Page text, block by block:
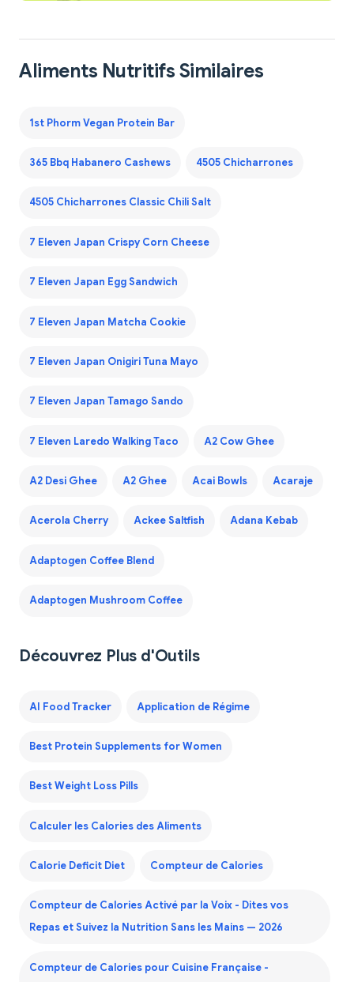
Aliments Nutritifs Similaires
1st Phorm Vegan Protein Bar
365 Bbq Habanero Cashews 4505 Chicharrones
4505 Chicharrones Classic Chili Salt
7 Eleven Japan Crispy Corn Cheese
7 Eleven Japan Egg Sandwich
7 Eleven Japan Matcha Cookie
7 Eleven Japan Onigiri Tuna Mayo
7 Eleven Japan Tamago Sando
7 Eleven Laredo Walking Taco A2 Cow Ghee
A2 Desi Ghee A2 Ghee Acai Bowls Acaraje
Acerola Cherry Ackee Saltfish Adana Kebab
Adaptogen Coffee Blend
Adaptogen Mushroom Coffee
Découvrez Plus d'Outils
AI Food Tracker Application de Régime
Best Protein Supplements for Women
Best Weight Loss Pills
Calculer les Calories des Aliments
Calorie Deficit Diet Compteur de Calories
Compteur de Calories Activé par la Voix - Dites vos
Repas et Suivez la Nutrition Sans les Mains — 2026
Compteur de Calories pour Cuisine Française -